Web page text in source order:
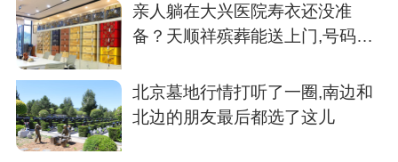
亲人躺在大兴医院寿衣还没准
备？天顺祥殡葬能送上门,号码我
北京墓地行情打听了一圈,南边和
北边的朋友最后都选了这儿